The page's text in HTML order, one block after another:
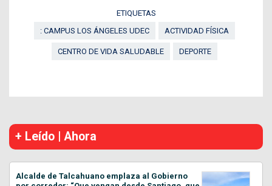
ETIQUETAS
: CAMPUS LOS ÁNGELES UDEC
ACTIVIDAD FÍSICA
CENTRO DE VIDA SALUDABLE DEPORTE
+ Leído | Ahora
Alcalde de Talcahuano emplaza al Gobierno